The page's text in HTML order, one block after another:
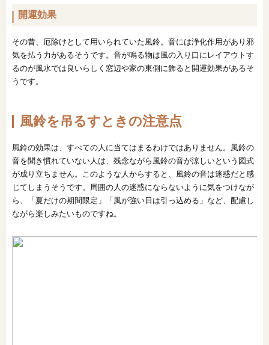
開運効果
その昔、厄除けとして用いられていた風鈴。音には浄化作用があり邪
気を払う力があるそうです。音が鳴る物は風の入り口にレイアウトす
るのが風水では良いらしく窓辺や家の東側に飾ると開運効果があるそ
うです。
風鈴を吊るすときの注意点
風鈴の効果は、すべての人に当てはまるわけではありません。風鈴の
音を聞き慣れていない人は、残念ながら風鈴の音が涼しいという図式
が成り立ちません。このような人からすると、風鈴の音は迷惑だと感
じてしまうそうです。周囲の人の迷惑にならないように気をつけなが
ら、「夏だけの期間限定」「風が強い日は引っ込める」など、配慮し
ながら楽しみたいものですね。